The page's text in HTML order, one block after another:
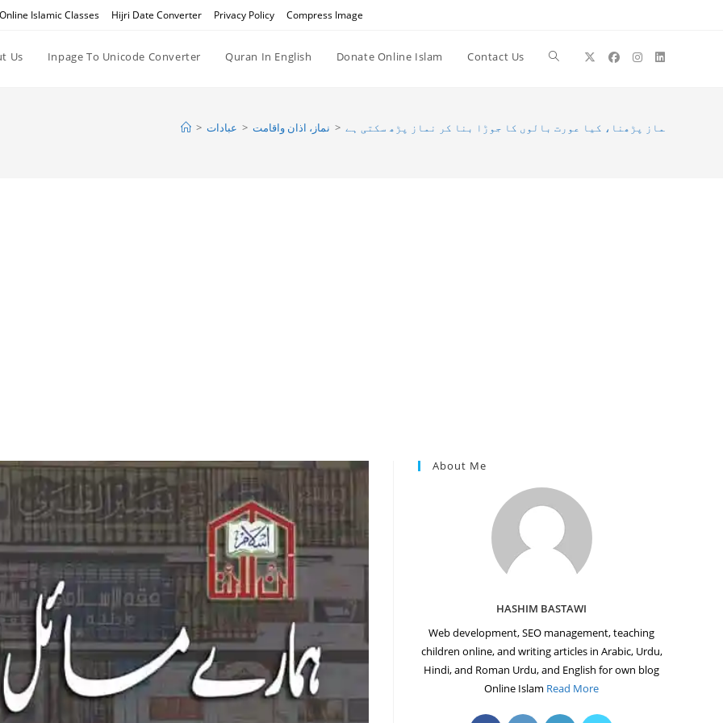
Online Islamic Classes Hijri Date Converter Privacy Policy Compress Image
Us Inpage To Unicode Converter Quran In English Donate Online Islam Contact Us Toggle
> عبادات > نماز، اذان واقامت > کر نماز پڑھنا، کیا عورت بالوں کا جوڑا بنا کر نماز پڑھ سکتی ہے
About Me
HASHIM BASTAWI
Web development, SEO management, teaching
children online, and writing articles in Arabic, Urdu,
Hindi, and Roman Urdu, and English for own blog
Online Islam Read More